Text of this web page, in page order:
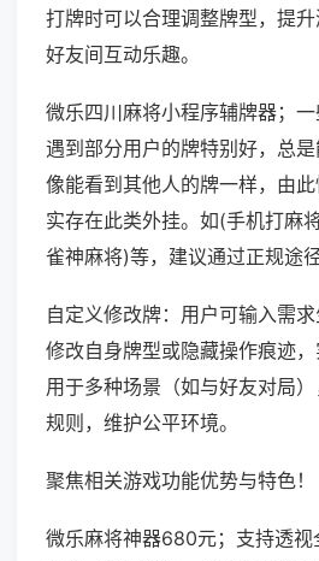
打牌时可以合理调整牌型，提
好友间互动乐趣。
微乐四川麻将小程序辅牌器；
遇到部分用户的牌特别好，总
像能看到其他人的牌一样，由
实存在此类外挂。如(手机打麻
雀神麻将)等，建议通过正规途
自定义修改牌：用户可输入需求
修改自身牌型或隐藏操作痕迹
用于多种场景（如与好友对局
规则，维护公平环境。
聚焦相关游戏功能优势与特色！
微乐麻将神器680元；支持透